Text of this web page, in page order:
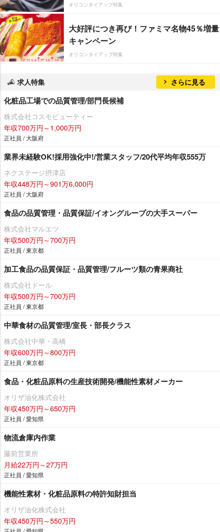
オリコンタイアップ特集
大好評につき再び！ファミマ名物45％増量
キャンペーン
オリコンタイアップ特集
求人特集 さらに見る
化粧品工場での品質管理/部門長候補
株式会社コスモビューティー
年収700万円～1,000万円
正社員 / 大阪府
業界未経験OK!採用強化中!/営業スタッフ/20代平均年収555万
ネクステージ摂津店
年収448万円～901万6,000円
正社員 / 大阪府
食品の品質管理・品質保証/イオングループの大手スーパー
株式会社マルエツ
年収500万円～700万円
正社員 / 東京都
加工食品の品質保証・品質管理/フルーツ類の青果商社
株式会社ドール
年収500万円～700万円
正社員 / 東京都
中華食材の品質管理/室長・部長クラス
株式会社中華・高橋
年収600万円～800万円
正社員 / 東京都
食品・化粧品原料の生産技術開発/機能性素材メーカー
オリザ油化株式会社
年収450万円～650万円
正社員 / 愛知県
物流倉庫内作業
藤前営業所
月給22万円～27万円
正社員 / 愛知県
機能性素材・化粧品原料の特許知財担当
オリザ油化株式会社
年収450万円～550万円